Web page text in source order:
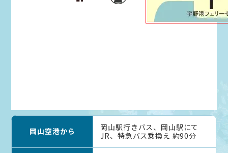
岡山空港から
岡山駅行きバス、岡山駅にて
JR、特急バス乗換え 約90分